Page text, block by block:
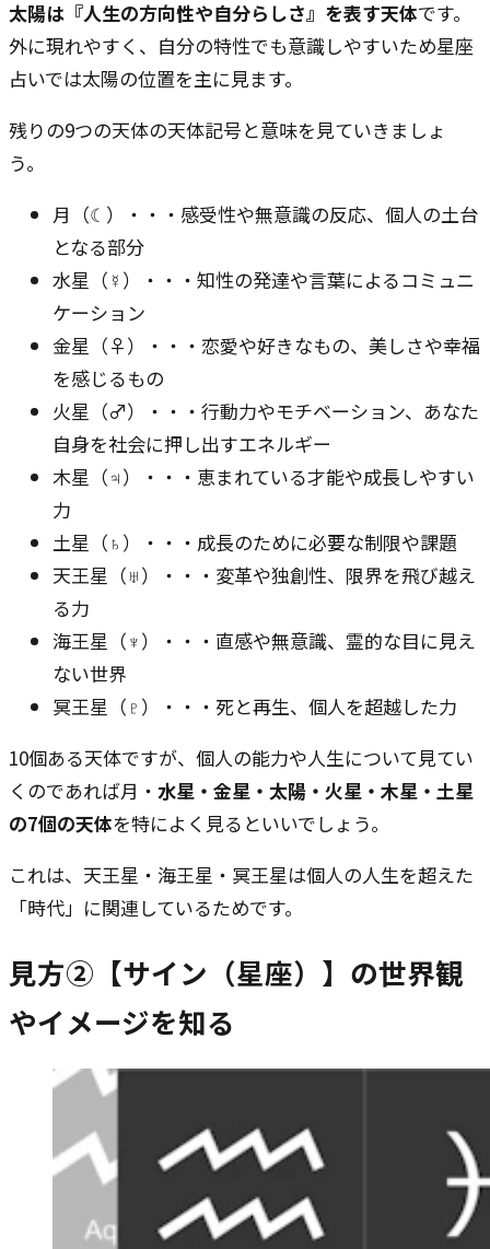
太陽は『人生の方向性や自分らしさ』を表す天体です。
外に現れやすく、自分の特性でも意識しやすいため星座
占いでは太陽の位置を主に見ます。
残りの9つの天体の天体記号と意味を見ていきましょ
う。
月（☾）・・・感受性や無意識の反応、個人の土台
となる部分
水星（☿）・・・知性の発達や言葉によるコミュニ
ケーション
金星（♀）・・・恋愛や好きなもの、美しさや幸福
を感じるもの
火星（♂）・・・行動力やモチベーション、あなた
自身を社会に押し出すエネルギー
木星（♃）・・・恵まれている才能や成長しやすい
力
土星（♄）・・・成長のために必要な制限や課題
天王星（♅）・・・変革や独創性、限界を飛び越え
る力
海王星（♆）・・・直感や無意識、霊的な目に見え
ない世界
冥王星（♇）・・・死と再生、個人を超越した力
10個ある天体ですが、個人の能力や人生について見てい
くのであれば月・ 水星・金星・太陽・火星・木星・土星
の7個の天体を特によく見るといいでしょう。
これは、天王星・海王星・冥王星は個人の人生を超えた
「時代」に関連しているためです。
見方②【サイン（星座）】の世界観
やイメージを知る